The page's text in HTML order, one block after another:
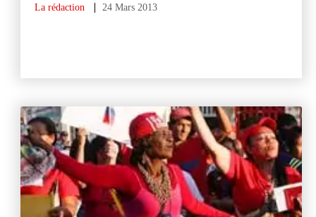
La rédaction 24 Mars 2013